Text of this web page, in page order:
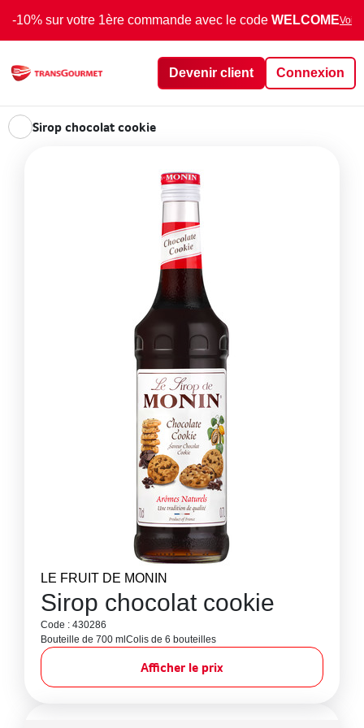
-10% sur votre 1ère commande avec le code WELCOMEVoir
Devenir client Connexion
Sirop chocolat cookie
LE FRUIT DE MONIN
Sirop chocolat cookie
Code : 430286
Bouteille de 700 ml Colis de 6 bouteilles
Afficher le prix